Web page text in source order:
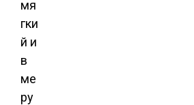
мя
гки
й и
в
ме
ру